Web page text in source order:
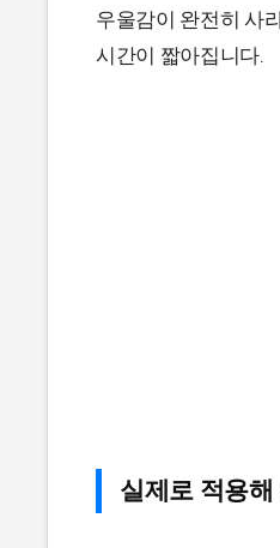
우울감이 완전히 사
시간이 짧아집니다.
실제로 적용